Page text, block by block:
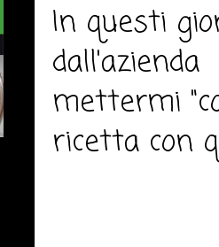
In questi
dall'azienda
mettermi
ricetta con